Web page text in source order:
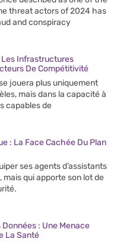
threat actors of 2024 has
and conspiracy
Les Infrastructures
De Compétitivité
jouera plus uniquement
mais dans la capacité à
capables de
: La Face Cachée Du Plan
ses agents d’assistants
qui apporte son lot de
Données : Une Menace
La Santé